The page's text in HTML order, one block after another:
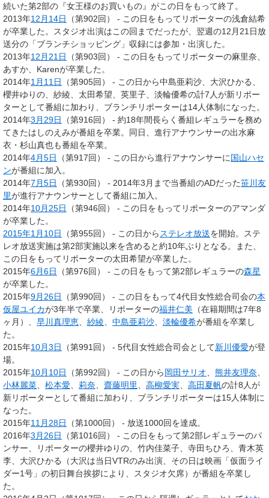
続いた第2部の『女王様のお買いもの』がこの日をもって終了。
2013年12月14日
（第902回） - この日をもってリポーターの浅倉結希
が卒業した。スタジオ出演はこの回までだったが、翌週の12月21日放
送分の「ブランチショッピング」収録には参加・出演した。
2013年12月21日
（第903回） - この日をもってリポーターの麻里奈、
あすか、Karenが卒業した。
2014年1月11日
（第905回） - この日から中島亜莉沙、大沢ひかる、
櫻井ゆりの、紗綾、太田希望、英里子、淡輪優希の計7人が新リポー
ターとして番組に加わり、ブランチリポーターは14人体制になった。
2014年3月29日
（第916回） - 約18年間長らく番組レギュラーを務め
てきたはしのえみが番組を卒業。同日、進行アナウンサーの出水麻
衣・杉山真也も番組を卒業。
2014年4月5日 （第917回） - この日から進行アナウンサーに国山ハセ
ンが番組に加入。
2014年7月5日 （第930回） - 2014年3月まで当番組のADだった笹川友
里が進行アナウンサーとして番組に加入。
2014年10月25日
（第946回） - この日をもってリポーターのアマンダ
が卒業した。
2015年1月10日 （第955回） - この日から ステレオ放送を開始。ステ
レオ放送実施は第2部実施以来を含めると約10年ぶりとなる。また、
この日をもってリポーターの太田希望が卒業した。
2015年6月6日 （第976回） - この日をもって第2部レギュラーの森星
が卒業した。
2015年9月26日 （第990回） - この日をもって4代目女性総合司会の本
仮屋ユイカが3年半で卒業、リポーターの福井仁美 （在籍期間は7年8
ヶ月）、 早川真理恵 紗綾 中島亜莉沙 淡輪優希が番組を卒業し
た。
2015年10月3日 （第991回） - 5代目女性総合司会として新川優愛が登
場。
2015年10月10日 （第992回） - この日から岡田サリオ 熊井友理奈
小林麗菜
松本愛 莉奈 齋藤明里 高柳愛実 高田夏帆の計8人が
新リポーターとして番組に加わり、ブランチリポーターは15人体制に
なった。
2015年11月28日
（第1000回） - 放送1000回を達成。
2016年3月26日
（第1016回） - この日をもって第2部レギュラーのパ
ンサー、リポーターの櫻井ゆりの、竹内佳菜子、寺田ちひろ、青木英
李、大沢ひかる（大沢は当日VTRのみ出演、その日は映画「仮面ライ
ダー1号」の初日舞台挨拶により、スタジオ欠席）が番組を卒業し
た。